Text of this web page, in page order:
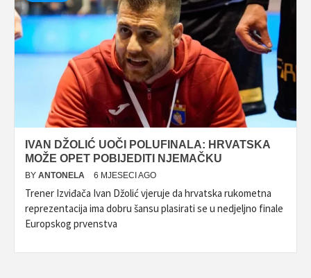
IVAN DŽOLIĆ UOČI POLUFINALA: HRVATSKA
MOŽE OPET POBIJEDITI NJEMAČKU
BY ANTONELA 6 MJESECI AGO
Trener Izviđača Ivan Džolić vjeruje da hrvatska rukometna
reprezentacija ima dobru šansu plasirati se u nedjeljno finale
Europskog prvenstva